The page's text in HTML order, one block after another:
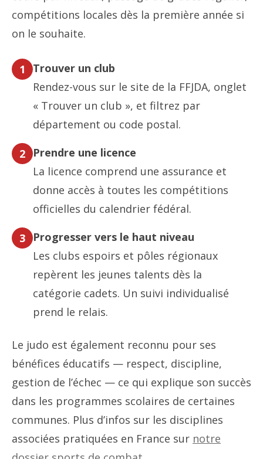
compétitions locales dès la première année si
on le souhaite.
1
Trouver un club
Rendez-vous sur le site de la FFJDA, onglet
« Trouver un club », et filtrez par
département ou code postal.
2
Prendre une licence
La licence comprend une assurance et
donne accès à toutes les compétitions
officielles du calendrier fédéral.
3
Progresser vers le haut niveau
Les clubs espoirs et pôles régionaux
repèrent les jeunes talents dès la
catégorie cadets. Un suivi individualisé
prend le relais.
Le judo est également reconnu pour ses
bénéfices éducatifs — respect, discipline,
gestion de l’échec — ce qui explique son succès
dans les programmes scolaires de certaines
communes. Plus d’infos sur les disciplines
associées pratiquées en France sur notre